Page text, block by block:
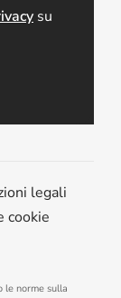
su
legali
cookie
le norme sulla